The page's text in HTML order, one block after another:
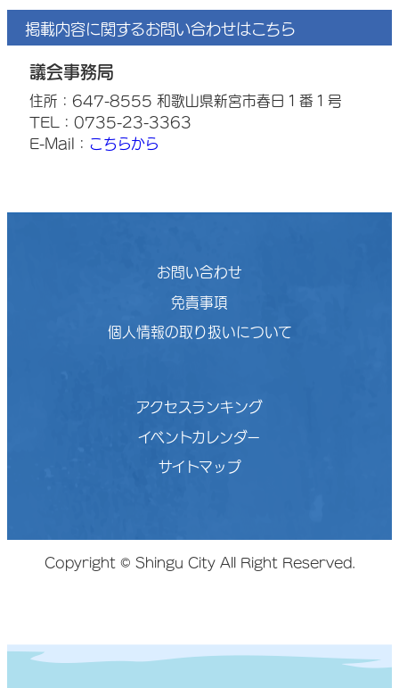
掲載内容に関するお問い合わせはこちら
議会事務局
住所：647-8555 和歌山県新宮市春日１番１号
TEL：0735-23-3363
E-Mail： こちらから
お問い合わせ
免責事項
個人情報の取り扱いについて
アクセスランキング
イベントカレンダー
サイトマップ
Copyright © Shingu City All Right Reserved.